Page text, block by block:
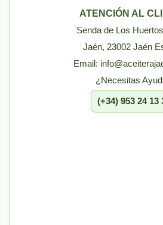
ATENCIÓN AL
Senda de Los
Jaén, 23002 Jaén
Email:
¿Necesitas
(+34) 953 24 13